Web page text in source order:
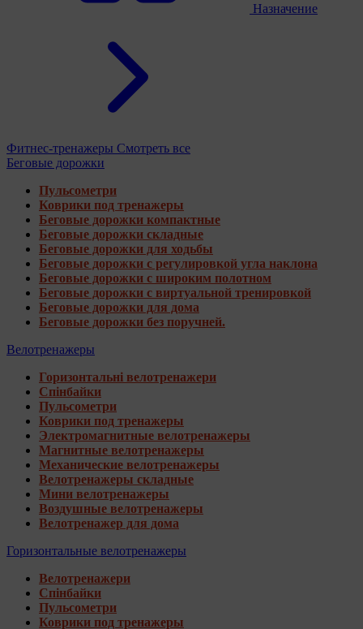
Назначение
Фитнес-тренажеры Смотреть все
Беговые дорожки
Пульсометри
Коврики под тренажеры
Беговые дорожки компактные
Беговые дорожки складные
Беговые дорожки для ходьбы
Беговые дорожки с регулировкой угла наклона
Беговые дорожки с широким полотном
Беговые дорожки с виртуальной тренировкой
Беговые дорожки для дома
Беговые дорожки без поручней.
Велотренажеры
Горизонтальні велотренажери
Спінбайки
Пульсометри
Коврики под тренажеры
Электромагнитные велотренажеры
Магнитные велотренажеры
Механические велотренажеры
Велотренажеры складные
Мини велотренажеры
Воздушные велотренажеры
Велотренажер для дома
Горизонтальные велотренажеры
Велотренажери
Спінбайки
Пульсометри
Коврики под тренажеры